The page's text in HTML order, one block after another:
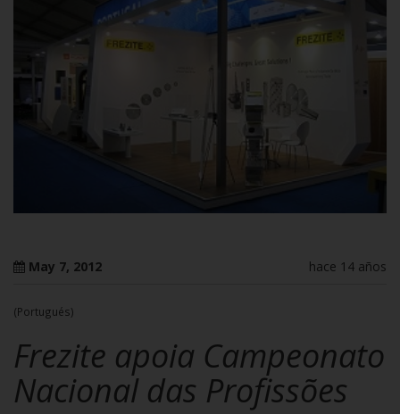
May 7, 2012 hace 14 años
(Portugués)
Frezite apoia Campeonato
Nacional das Profissões